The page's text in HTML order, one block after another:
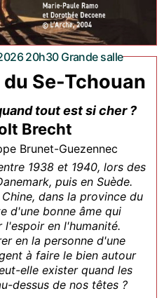
2026 20h30 Grande salle
Se-Tchouan
tout est si cher ?
Brecht
Brunet-Guezennec
1938 et 1940, lors des
puis en Suède.
dans la province du
d'une bonne âme qui
en l'humanité.
en la personne d'une
à faire le bien autour
elle exister quand les
dessus de nos têtes ?